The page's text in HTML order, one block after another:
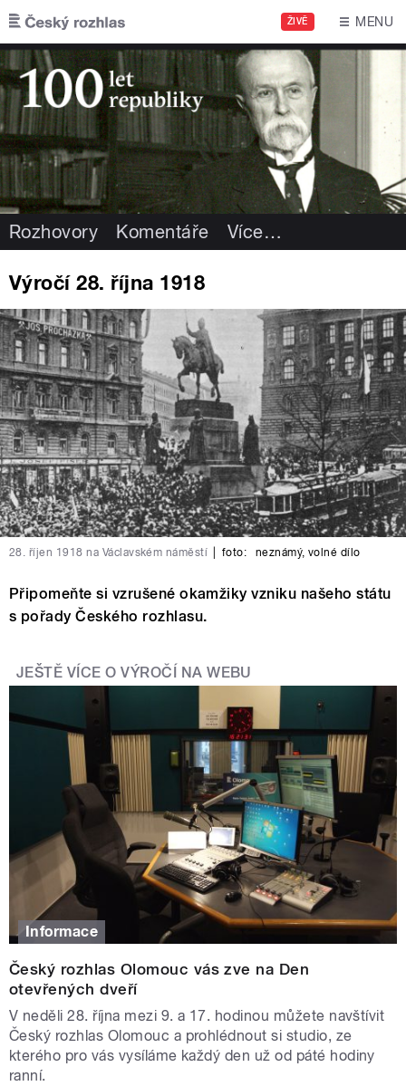
Přejít k hlavnímu obsahu
ŽIVĚ MENU
Rozhovory Komentáře Více…
Výročí 28. října 1918
28. říjen 1918 na Václavském náměstí foto: neznámý, volné dílo
Připomeňte si vzrušené okamžiky vzniku našeho státu
s pořady Českého rozhlasu.
JEŠTĚ VÍCE O VÝROČÍ NA WEBU
Informace
Český rozhlas Olomouc vás zve na Den
otevřených dveří
V neděli 28. října mezi 9. a 17. hodinou můžete navštívit
Český rozhlas Olomouc a prohlédnout si studio, ze
kterého pro vás vysíláme každý den už od páté hodiny
ranní.